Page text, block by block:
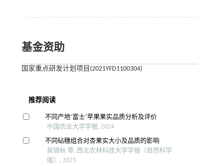
基金资助
国家重点研发计划项目(2021YFD1100304)